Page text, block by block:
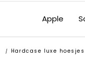
Apple
/ Hardcase luxe hoesjes